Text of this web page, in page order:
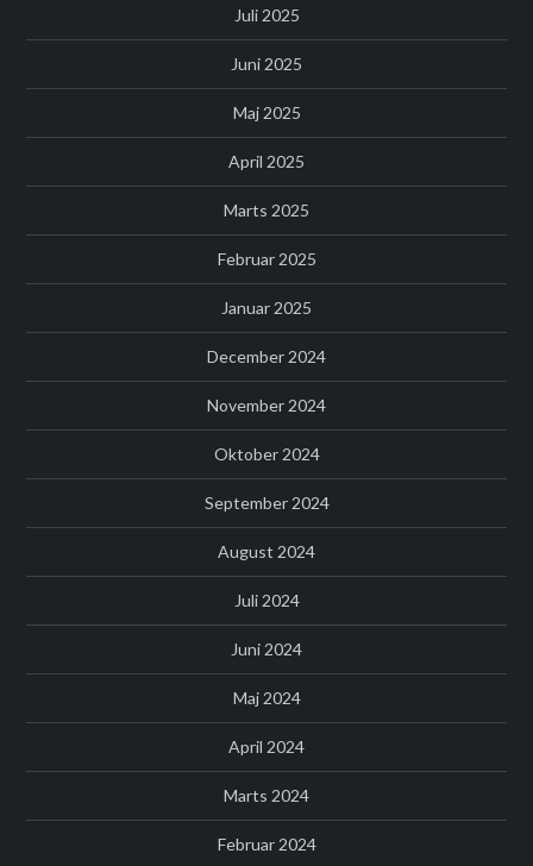
Juli 2025
Juni 2025
Maj 2025
April 2025
Marts 2025
Februar 2025
Januar 2025
December 2024
November 2024
Oktober 2024
September 2024
August 2024
Juli 2024
Juni 2024
Maj 2024
April 2024
Marts 2024
Februar 2024